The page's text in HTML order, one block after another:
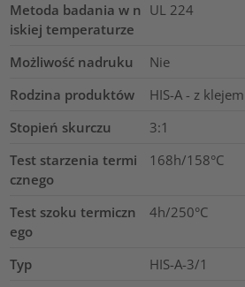
Metoda badania w n
iskiej temperaturze
UL 224
Możliwość nadruku
Nie
Rodzina produktów
HIS-A - z klejem
Stopień skurczu
3:1
Test starzenia termi
cznego
168h/158°C
Test szoku termiczn
ego
4h/250°C
Typ
HIS-A-3/1